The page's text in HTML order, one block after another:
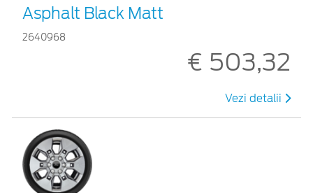
Asphalt Black Matt
2640968
€ 503,32
Vezi detalii